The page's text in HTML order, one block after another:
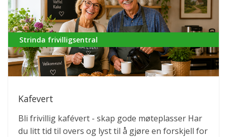
Strinda frivilligsentral
Kafevert
Bli frivillig kafévert - skap gode møteplasser Har
du litt tid til overs og lyst til å gjøre en forskjell for